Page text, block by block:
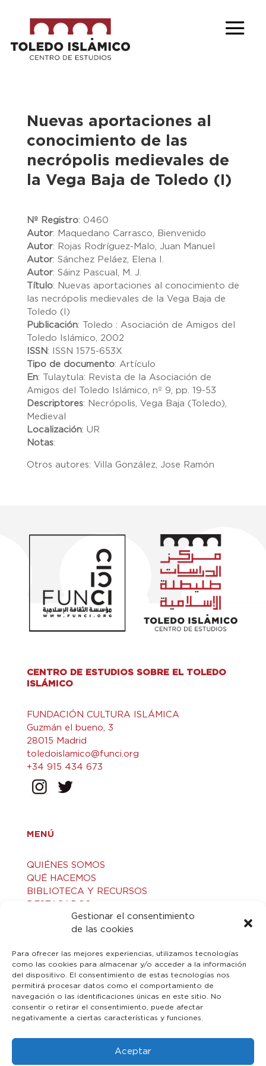
Gestionar el consentimiento
de las cookies
Para ofrecer las mejores experiencias, utilizamos tecnologías
como las cookies para almacenar y/o acceder a la información
del dispositivo. El consentimiento de estas tecnologías nos
permitirá procesar datos como el comportamiento de
navegación o las identificaciones únicas en este sitio. No
consentir o retirar el consentimiento, puede afectar
negativamente a ciertas características y funciones.
Aceptar
Nuevas aportaciones al
conocimiento de las
necrópolis medievales de
la Vega Baja de Toledo (I)
Nº Registro: 0460
Autor: Maquedano Carrasco, Bienvenido
Autor: Rojas Rodríguez-Malo, Juan Manuel
Autor: Sánchez Peláez, Elena I.
Autor: Sáinz Pascual, M. J.
Título: Nuevas aportaciones al conocimiento de
las necrópolis medievales de la Vega Baja de
Toledo (I)
Publicación:
Toledo : Asociación de Amigos del
Toledo Islámico, 2002
ISSN:
ISSN 1575-653X
Tipo de documento: Artículo
En:
Tulaytula: Revista de la Asociación de
Amigos del Toledo Islámico, nº 9, pp. 19-53
Descriptores: Necrópolis, Vega Baja (Toledo),
Medieval
Localización: UR
Notas:
Otros autores: Villa González, Jose Ramón
CENTRO DE ESTUDIOS SOBRE EL TOLEDO
ISLÁMICO
FUNDACIÓN CULTURA ISLÁMICA
Guzmán el bueno, 3
28015 Madrid
toledoislamico@funci.org
+34 915 434 673
MENÚ
QUIÉNES SOMOS
QUÉ HACEMOS
BIBLIOTECA Y RECURSOS
DESTACADOS
ACTIVIDADES
VISITAS GUIADAS
LEGAL
AVISO LEGAL
POLÍTICA DE COOKIES